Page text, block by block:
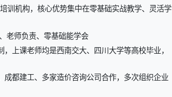
训机构，核心优势集中在零基础实战教学、灵活学
老师负责、零基础能学会
上课老师均是西南交大、四川大学等高校毕业，
都建工、多家造价咨询公司合作，多次组织企业